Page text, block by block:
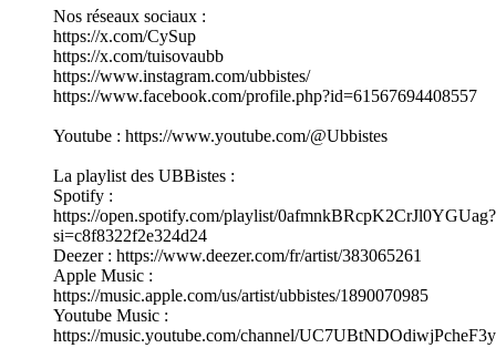
Nos réseaux sociaux :
https://x.com/CySup
https://x.com/tuisovaubb
https://www.instagram.com/ubbistes/
https://www.facebook.com/profile.php?id=61567694408557
Youtube : https://www.youtube.com/@Ubbistes
La playlist des UBBistes :
Spotify :
https://open.spotify.com/playlist/0afmnkBRcpK2CrJl0YGUag?
si=c8f8322f2e324d24
Deezer : https://www.deezer.com/fr/artist/383065261
Apple Music :
https://music.apple.com/us/artist/ubbistes/1890070985
Youtube Music :
https://music.youtube.com/channel/